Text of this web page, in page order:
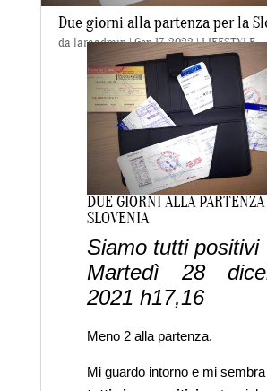
Due giorni alla partenza per la
da laraadmin|Gen 17, 2022|LIFESTYLE
DUE GIORNI ALLA
SLOVENIA
Siamo tutti positivi
Martedì 28
2021 h17,16
Meno 2 alla partenza.
Mi guardo intorno e mi